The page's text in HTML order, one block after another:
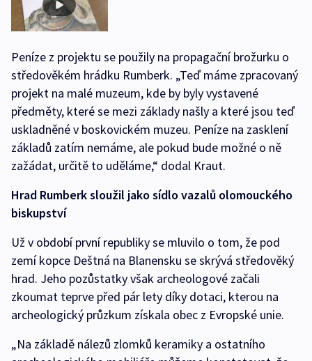
Peníze z projektu se použily na propagační brožurku o
středověkém hrádku Rumberk. „Teď máme zpracovaný
projekt na malé muzeum, kde by byly vystavené
předměty, které se mezi základy našly a které jsou teď
uskladněné v boskovickém muzeu. Peníze na zasklení
základů zatím nemáme, ale pokud bude možné o ně
zažádat, určitě to uděláme,“ dodal Kraut.
Hrad Rumberk sloužil jako sídlo vazalů olomouckého
biskupství
Už v období první republiky se mluvilo o tom, že pod
zemí kopce Deštná na Blanensku se skrývá středověký
hrad. Jeho pozůstatky však archeologové začali
zkoumat teprve před pár lety díky dotaci, kterou na
archeologický průzkum získala obec z Evropské unie.
„Na základě nálezů zlomků keramiky a ostatního